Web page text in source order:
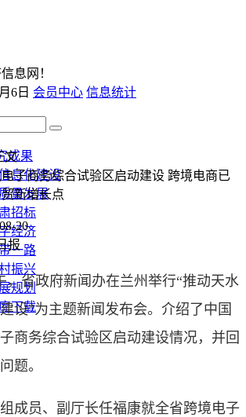
息网！
6日 会员中心 信息统计
成果
息化建设
量发展
招标
经济
一路
振兴
规划
下载
文
子商务综合试验区启动建设 跨境电商已
新增长点
20
报
省政府新闻办在兰州举行“推动天水
设”为主题新闻发布会。介绍了中国
子商务综合试验区启动建设情况，并回
题。
员、副厅长任福康就全省跨境电子